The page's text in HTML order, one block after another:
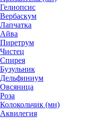
Гелиопсис
Вербаскум
Лапчатка
Айва
Пиретрум
Чистец
Спирея
Бузульник
Дельфиниум
Овсяница
Роза
Колокольчик (мн)
Аквилегия